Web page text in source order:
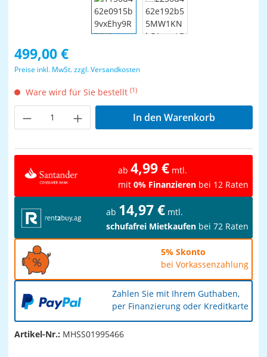
Regulärer Preis:
499,00 €
Preise inkl. MwSt. zzgl. Versandkosten
Ware wird für Sie bestellt (1)
Produkt Anzahl: Gib den gewünschten
In den Warenkorb
ab 4,99 € mtl.
mit 0% Finanzieren bei 12 Raten
ab 14,97 € mtl.
schufafrei Mietkaufen bei 72 Raten
5% Skonto
bei Vorkassenzahlung
Zahlen Sie mit Ihrem Guthaben,
per Finanzierung oder Kreditkarte
Artikel-Nr.: MHSS01995466